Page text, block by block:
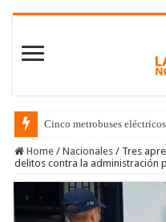
Cinco metrobuses
Home / Nacionales / Tres
delitos contra la administración